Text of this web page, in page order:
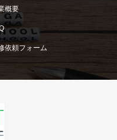
概要
依頼フォーム